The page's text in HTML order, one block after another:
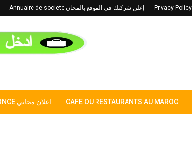
Annuaire de societe إعلن شركتك في الموقع بالمجان Privacy Policy
PUBLIER VOTRE ANNONCE اعلان مجاني CAFE OU RESTAURANTS AU MAROC